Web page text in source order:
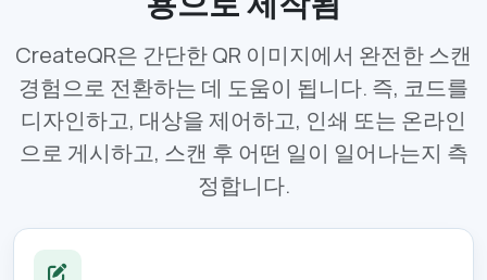
CreateQR은 간단한 QR 이미지에서 완전한 스캔
경험으로 전환하는 데 도움이 됩니다. 즉, 코드를
디자인하고, 대상을 제어하고, 인쇄 또는 온라인
으로 게시하고, 스캔 후 어떤 일이 일어나는지 측
정합니다.